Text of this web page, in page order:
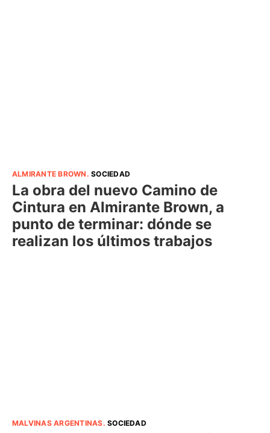
ALMIRANTE BROWN .SOCIEDAD
La obra del nuevo Camino de
Cintura en Almirante Brown, a
punto de terminar: dónde se
realizan los últimos trabajos
MALVINAS ARGENTINAS.SOCIEDAD